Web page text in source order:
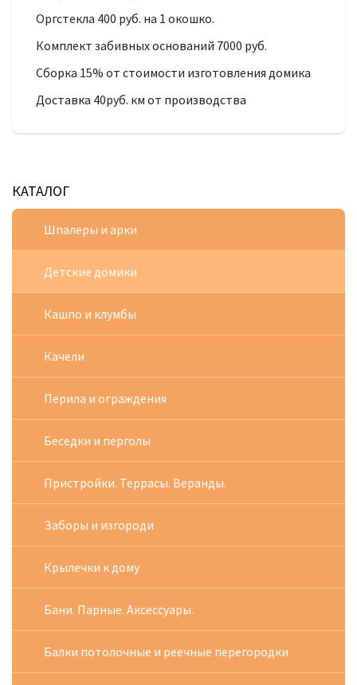
Оргстекла 400 руб. на 1 окошко.
Комплект забивных оснований 7000 руб.
Сборка 15% от стоимости изготовления домика
Доставка 40руб. км от производства
КАТАЛОГ
Шпалеры и арки
Детские домики
Кашпо и клумбы
Качели
Перила и ограждения
Беседки и перголы
Пристройки. Террасы. Веранды.
Заборы и изгороди
Крылечки к дому
Бани. Парные. Аксессуары.
Балки потолочные и реечные перегородки